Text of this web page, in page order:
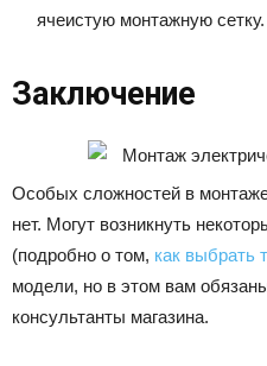
ячеистую монтажную сетку.
Заключение
Особых сложностей в монтаже
нет. Могут возникнуть
(подробно о том, как выбрать
модели, но в этом вам
консультанты магазина.